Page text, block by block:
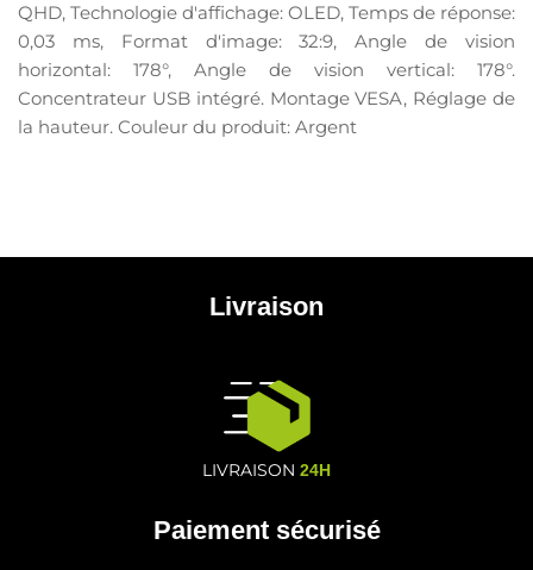
QHD, Technologie d'affichage: OLED, Temps de réponse:
0,03 ms, Format d'image: 32:9, Angle de vision
horizontal: 178°, Angle de vision vertical: 178°.
Concentrateur USB intégré. Montage VESA, Réglage de
la hauteur. Couleur du produit: Argent
Livraison
LIVRAISON 24H
Paiement sécurisé